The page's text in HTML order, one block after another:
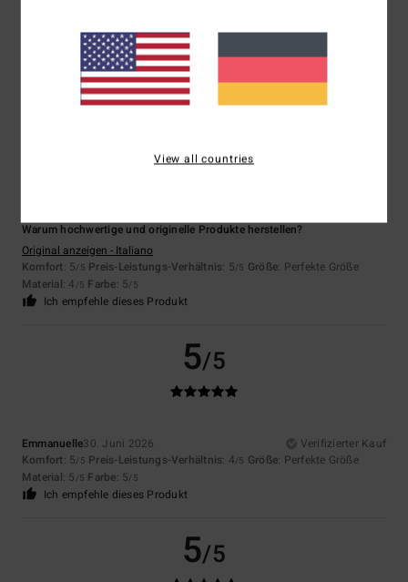
/5 Preis-Leistungs-Verhältnis: 5 Größe: Perfekte Größe
/5 Farbe: 5/5
Ich empfehle dieses Produkt
Warum hochwertige und originelle Produkte herstellen?
Original anzeigen - Italiano
Komfort: 5/5 Preis-Leistungs-Verhältnis: 5/5 Größe: Perfekte Größe
Material: 4 /5 Farbe: 5/5
Ich empfehle dieses Produkt
5/5
Emmanuelle30. Juni 2026
Verifizierter Kauf
Komfort: 5/5 Preis-Leistungs-Verhältnis: 4/5 Größe: Perfekte Größe
Material: 5 /5 Farbe: 5/5
Ich empfehle dieses Produkt
5/5
View all countries